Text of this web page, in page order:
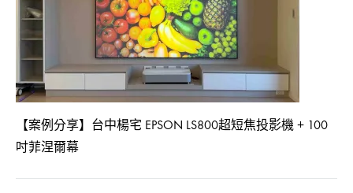
【案例分享】台中楊宅 EPSON LS800超短焦投影機 + 100
吋菲涅爾幕